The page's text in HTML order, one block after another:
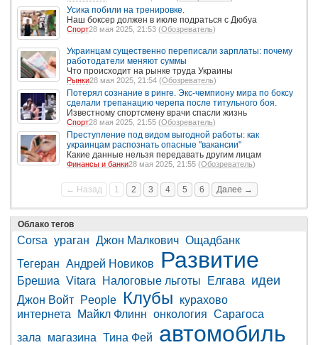
Усика побили на тренировке.
Наш боксер должен в июле подраться с Дюбуа
Спорт28 мая 2025, 21:53 (Обозреватель)
Украинцам существенно переписали зарплаты: почему
работодатели меняют суммы
Что происходит на рынке труда Украины
Рынки28 мая 2025, 21:54 (Обозреватель)
Потерял сознание в ринге. Экс-чемпиону мира по боксу
сделали трепанацию черепа после титульного боя.
Известному спортсмену врачи спасли жизнь
Спорт28 мая 2025, 21:55 (Обозреватель)
Преступление под видом выгодной работы: как
украинцам распознать опасные "вакансии"
Какие данные нельзя передавать другим лицам
Финансы и банки28 мая 2025, 21:55 (Обозреватель)
← Назад 1 2 3 4 5 6 Далее →
Облако тегов
Corsa ураган Джон Малкович Ощадбанк
Тегеран Андрей Новиков Развитие
Брешиа Vitara Налоговые льготы Елгава идеи
Джон Войт People Клубы
курахово
интернета
Майкл Флинн онкология Сарагоса
зала
магазина Тина Фей автомобиль